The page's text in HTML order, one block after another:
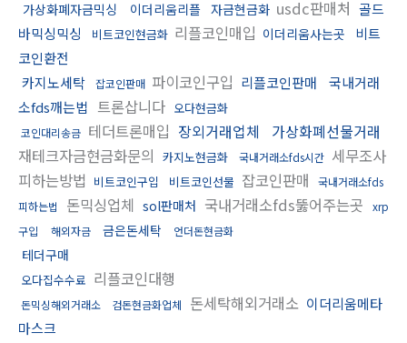
가상화폐자금믹싱 이더리움리플 자금현금화 usdc판매처 골드
바믹싱믹싱
비트코인현금화 리플코인매입 이더리움사는곳
비트
코인환전
카지노세탁
잡코인판매 파이코인구입 리플코인판매
국내거래
소fds깨는법 트론삽니다 오다현금화
코인대리송금 테더트론매입 장외거래업체
가상화폐선물거래
재테크자금현금화문의 카지노현금화 국내거래소fds시간 세무조사
피하는방법 비트코인구입 비트코인선물 잡코인판매
국내거래소fds
피하는법
돈믹싱업체 sol판매처 국내거래소fds뚫어주는곳
xrp
구입
해외자금 금은돈세탁 언더돈현금화
테더구매
오다집수수료 리플코인대행
돈믹싱해외거래소 검돈현금화업체 돈세탁해외거래소 이더리움메타
마스크